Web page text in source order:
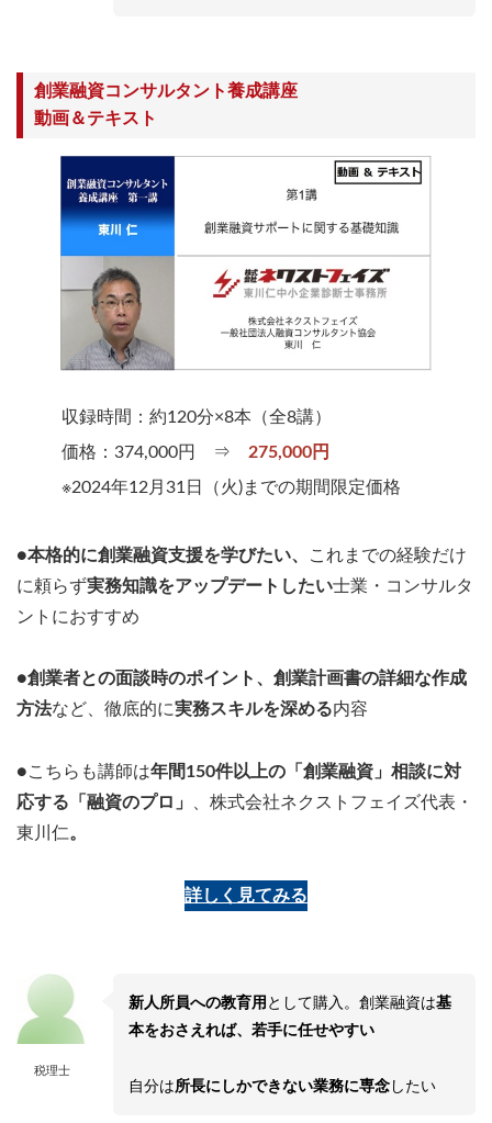
創業融資コンサルタント養成講座
動画＆テキスト
収録時間：約120分×8本（全8講）
価格：374,000円 ⇒ 275,000円
※2024年12月31日（火)までの期間限定価格
●本格的に創業融資支援を学びたい、
これまでの経験だけ
に頼らず実務知識をアップデートしたい士業・コンサルタ
ントにおすすめ
●創業者との面談時のポイント、創業計画書の詳細な作成
方法など、徹底的に実務スキルを深める内容
●こちらも講師は年間150件以上の「創業融資」相談に対
応する「融資のプロ」
、株式会社ネクストフェイズ代表・
東川仁。
詳しく見てみる
税理士
新人所員への教育用 として購入。創業融資は基
本をおさえれば、若手に任せやすい
自分は所長にしかできない業務に専念 したい